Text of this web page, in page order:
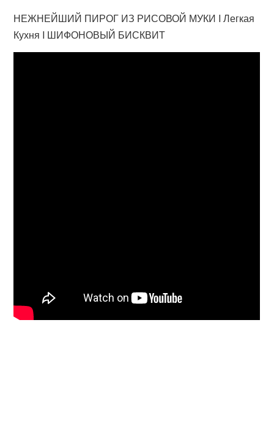
НЕЖНЕЙШИЙ ПИРОГ ИЗ РИСОВОЙ МУКИ I Легкая
Кухня I ШИФОНОВЫЙ БИСКВИТ